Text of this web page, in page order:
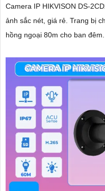
Camera IP HIKVISON DS-
ảnh sắc nét, giá rẻ. Trang bị chống ngược sáng DWDR 120dB,